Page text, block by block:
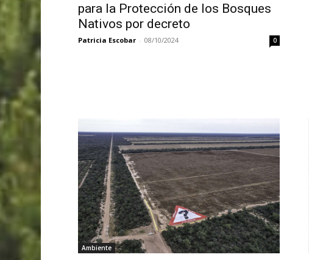
para la Protección de los Bosques
Nativos por decreto
Patricia Escobar - 08/10/2024 0
Ambiente